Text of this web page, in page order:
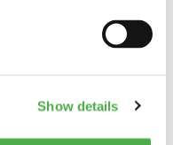
Show details
Kaikki